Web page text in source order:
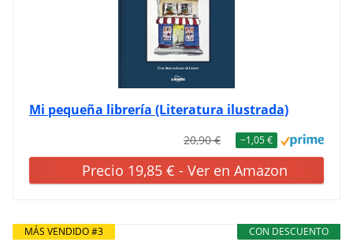
Mi pequeña librería (Literatura ilustrada)
20,90 € −1,05 €
Precio 19,85 € - Ver en Amazon
CON DESCUENTO
MÁS VENDIDO #3